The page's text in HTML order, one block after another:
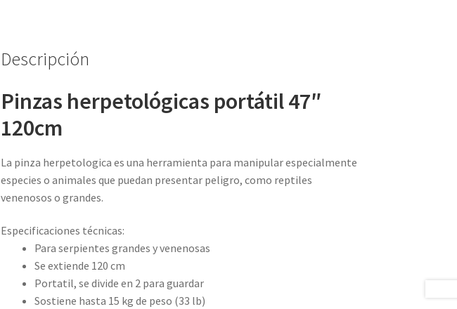
Descripción
Pinzas herpetológicas portátil 47″
120cm
La pinza herpetologica es una herramienta para manipular especialmente
especies o animales que puedan presentar peligro, como reptiles
venenosos o grandes.
Especificaciones técnicas:
Para serpientes grandes y venenosas
Se extiende 120 cm
Portatil, se divide en 2 para guardar
Sostiene hasta 15 kg de peso (33 lb)